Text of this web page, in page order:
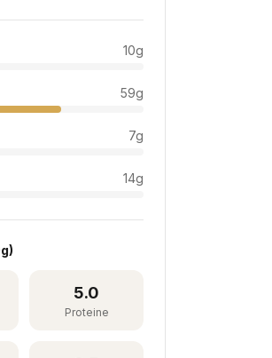
10g
59g
7g
14g
g)
5.0
Proteine